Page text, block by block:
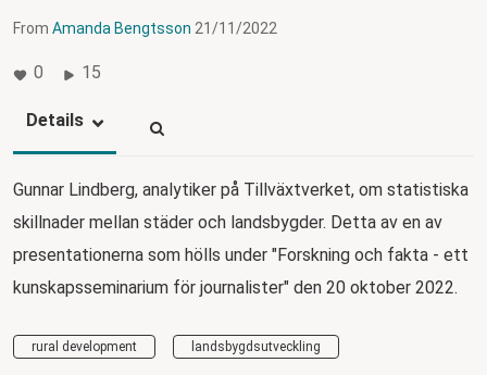
From Amanda Bengtsson 21/11/2022
0 15
Details
Gunnar Lindberg, analytiker på Tillväxtverket, om statistiska
skillnader mellan städer och landsbygder. Detta av en av
presentationerna som hölls under "Forskning och fakta - ett
kunskapsseminarium för journalister" den 20 oktober 2022.
rural development landsbygdsutveckling